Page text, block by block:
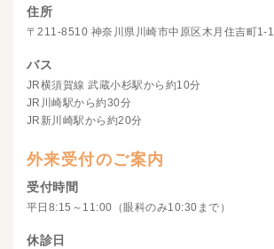
住所
〒211-8510 神奈川県川崎市中原区木月住吉町1-1
バス
JR横須賀線 武蔵小杉駅から約10分
JR川崎駅から約30分
JR新川崎駅から約20分
外来受付のご案内
受付時間
平日8:15～11:00（眼科のみ10:30まで）
休診日